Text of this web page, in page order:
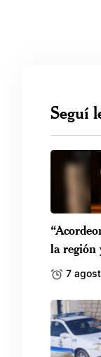
Seguí
la región
7